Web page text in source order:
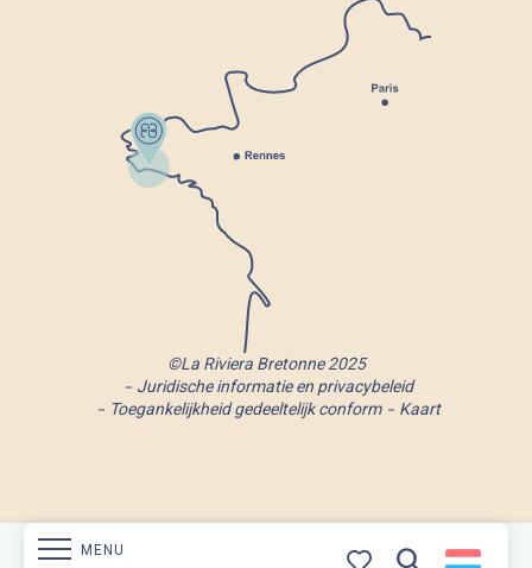
MENU
©La Riviera Bretonne 2025
Juridische informatie en privacybeleid
Toegankelijkheid gedeeltelijk conform
Kaart